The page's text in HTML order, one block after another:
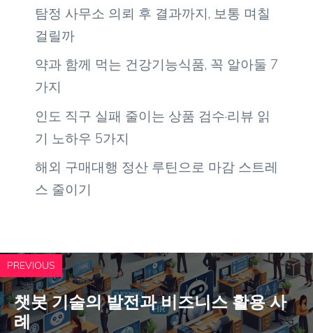
탐정 사무소 의뢰 후 결과까지, 보통 며칠
걸릴까
약과 함께 먹는 건강기능식품, 꼭 알아둘 7
가지
인도 직구 실패 줄이는 상품 검수·리뷰 읽
기 노하우 5가지
해외 구매대행 정산 루틴으로 마감 스트레
스 줄이기
PREVIOUS
챗봇 기술의 발전과 비즈니스 활용 사
례